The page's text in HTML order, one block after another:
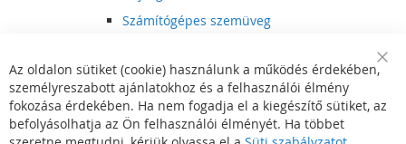
Számítógépes szemüveg
Hajvágó kiegészítő
Szórakoztató elektronika
Multimédia
DVD, BluRay lejátszó
Bar
Az oldalon sütiket (cookie) használunk a működés érdekében,
személyreszabott ajánlatokhoz és a felhasználói élmény
fokozása érdekében. Ha nem fogadja el a kiegészítő sütiket, az
befolyásolhatja az Ön felhasználói élményét. Ha többet